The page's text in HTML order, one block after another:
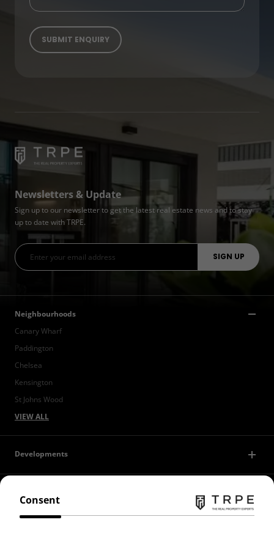
Consent
Newsletters & Update
Sign up to our newsletter to get the latest real estate news and to stay
up to date with TRPE.
Neighbourhoods
Canary Wharf
Paddington
Chelsea
Kensington
St Johns Wood
VIEW ALL
Developments